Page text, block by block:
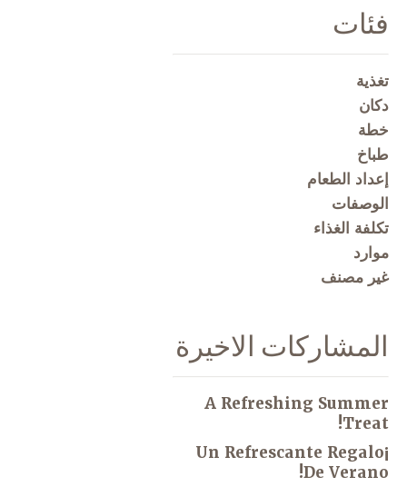
فئات
تغذية
دكان
خطة
طباخ
إعداد الطعام
الوصفات
تكلفة الغذاء
موارد
غير مصنف
المشاركات الاخيرة
A Refreshing Summer
Treat!
¡Un Refrescante Regalo
De Verano!